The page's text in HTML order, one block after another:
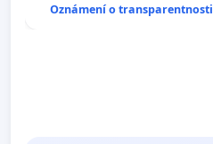
Oznámení o transparentnosti